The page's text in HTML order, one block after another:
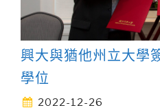
興大與猶他州立大學
學位
2022-12-26